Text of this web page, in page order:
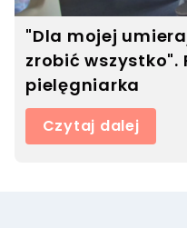
"Dla mojej
zrobić wszystko".
pielęgniarka
Czytaj dalej